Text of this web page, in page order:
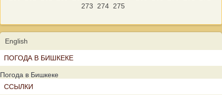
273
274 275
English
ПОГОДА В БИШКЕКЕ
Погода в Бишкеке
ССЫЛКИ